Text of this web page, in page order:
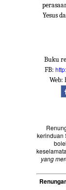
Yesus
Buku
FB:
kerinduan
yang